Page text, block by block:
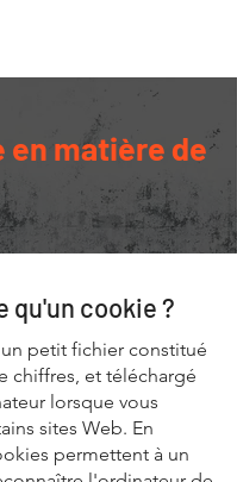
en matière de
qu'un cookie ?
petit fichier constitué
chiffres, et téléchargé
lorsque vous
sites Web. En
permettent à un